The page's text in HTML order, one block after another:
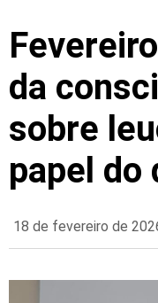
da
sobre
papel do
18 de fevereiro de